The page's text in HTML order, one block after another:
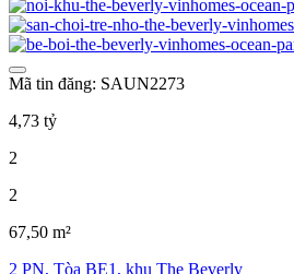
Mã tin đăng: SAUN2273
4,73 tỷ
2
2
67,50 m²
2 PN, Tòa BE1, khu The Beverly